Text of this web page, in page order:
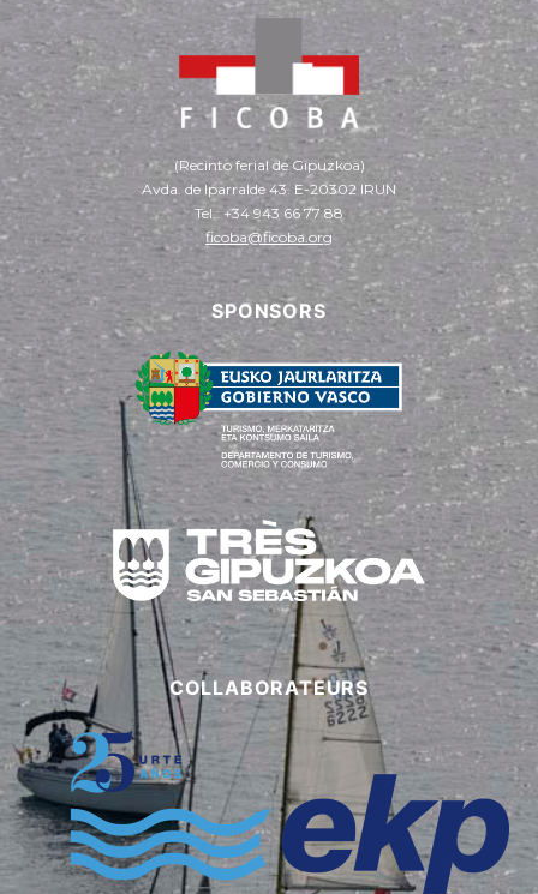
(Recinto ferial de Gipuzkoa)
Avda. de Iparralde 43. E-20302 IRUN
Tel.: +34 943 66 77 88
ficoba@ficoba.org
SPONSORS
COLLABORATEURS